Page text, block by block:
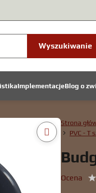
Wyszukiwanie
ImplementacjeBlog o
Strona
PVC - T
Ocena